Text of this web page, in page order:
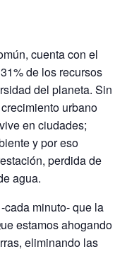
cuenta con el
de los recursos
del planeta. Sin
urbano
en ciudades;
y por eso
perdida de
agua.
cada minuto- que la
estamos ahogando
eliminando las